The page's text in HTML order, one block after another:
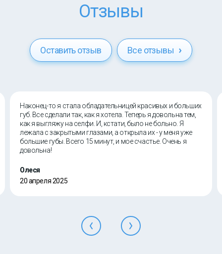
Отзывы
Оставить отзыв Все отзывы
Наконец-то я стала обладательницей красивых и больших
губ. Все сделали так, как я хотела. Теперь я довольна тем,
как я выгляжу на селфи. И, кстати, было не больно. Я
лежала с закрытыми глазами, а открыла их - у меня уже
большие губы. Всего 15 минут, и мое счастье. Очень я
довольна!
Олеся
20 апреля 2025